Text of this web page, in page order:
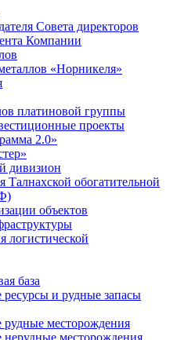
Совета директоров
Компании
«Норникеля»
платиновой группы
проекты
2.0»
дивизион
Талнахской обогатительной
объектов
логистической
база
и рудные запасы
месторождения
месторождения